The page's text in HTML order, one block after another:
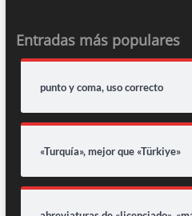
Entradas más populares
punto y coma, uso correcto
«Turquía», mejor que «Türkiye»